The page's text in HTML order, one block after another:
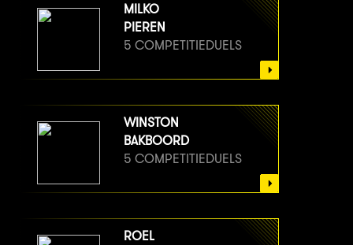
MILKO
PIEREN
5 COMPETITIEDUELS
WINSTON
BAKBOORD
5 COMPETITIEDUELS
ROEL